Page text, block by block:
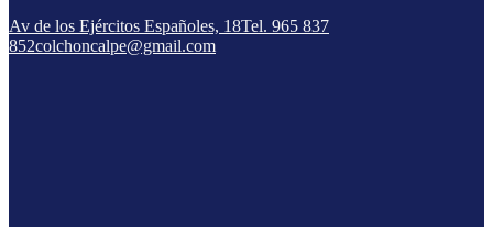
Av de los Ejércitos Españoles, 18Tel. 965 837
852colchoncalpe@gmail.com